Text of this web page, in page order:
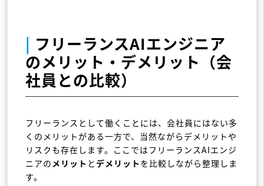
| フリーランスAIエンジニア
のメリット・デメリット（会
社員との比較）
フリーランスとして働くことには、会社員にはない多
くのメリットがある一方で、当然ながらデメリットや
リスクも存在します。ここではフリーランスAIエンジ
ニアのメリット と デメリット を比較しながら整理しま
す。